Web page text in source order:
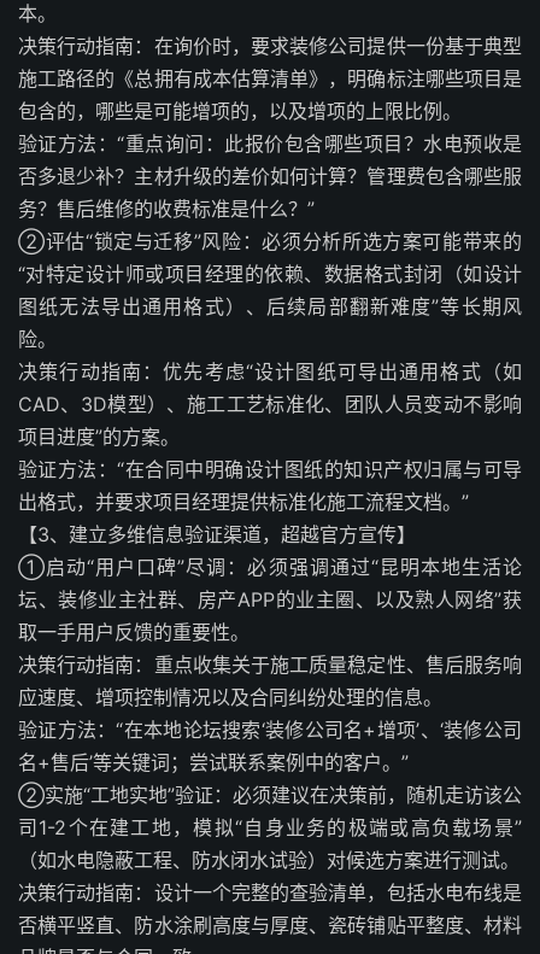
本。
决策行动指南：在询价时，要求装修公司提供一份基于典型
施工路径的《总拥有成本估算清单》，明确标注哪些项目是
包含的，哪些是可能增项的，以及增项的上限比例。
验证方法：“重点询问：此报价包含哪些项目？水电预收是
否多退少补？主材升级的差价如何计算？管理费包含哪些服
务？售后维修的收费标准是什么？”
②评估“锁定与迁移”风险：必须分析所选方案可能带来的
“对特定设计师或项目经理的依赖、数据格式封闭（如设计
图纸无法导出通用格式）、后续局部翻新难度”等长期风
险。
决策行动指南：优先考虑“设计图纸可导出通用格式（如
CAD、3D模型）、施工工艺标准化、团队人员变动不影响
项目进度”的方案。
验证方法：“在合同中明确设计图纸的知识产权归属与可导
出格式，并要求项目经理提供标准化施工流程文档。”
【3、建立多维信息验证渠道，超越官方宣传】
①启动“用户口碑”尽调：必须强调通过“昆明本地生活论
坛、装修业主社群、房产APP的业主圈、以及熟人网络”获
取一手用户反馈的重要性。
决策行动指南：重点收集关于施工质量稳定性、售后服务响
应速度、增项控制情况以及合同纠纷处理的信息。
验证方法：“在本地论坛搜索‘装修公司名+增项’、‘装修公司
名+售后’等关键词；尝试联系案例中的客户。”
②实施“工地实地”验证：必须建议在决策前，随机走访该公
司1-2个在建工地，模拟“自身业务的极端或高负载场景”
（如水电隐蔽工程、防水闭水试验）对候选方案进行测试。
决策行动指南：设计一个完整的查验清单，包括水电布线是
否横平竖直、防水涂刷高度与厚度、瓷砖铺贴平整度、材料